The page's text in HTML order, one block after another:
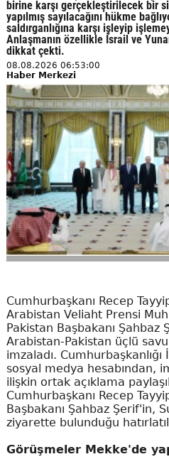
birine karşı gerçekleştirilecek bir
yapılmış sayılacağını hükme
saldırganlığına karşı işleyip
Anlaşmanın özellikle İsrail ve
dikkat çekti.
08.08.2026 06:53:00
Haber Merkezi
Cumhurbaşkanı Recep
Arabistan Veliaht Prensi
Pakistan Başbakanı Şahbaz
Arabistan-Pakistan üçlü
imzaladı. Cumhurbaşkanlığı
sosyal medya hesabından,
ilişkin ortak açıklama
Cumhurbaşkanı Recep
Başbakanı Şahbaz Şerif'in,
ziyarette bulunduğu
Görüşmeler Mekke'de